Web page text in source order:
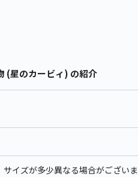
(星のカービィ) の紹介
ズが多少異なる場合がございま